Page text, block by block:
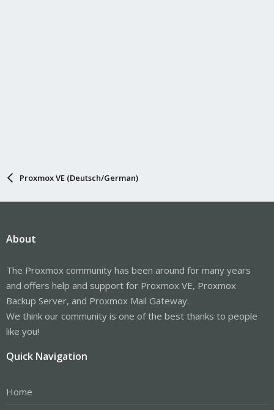
Proxmox VE (Deutsch/German)
About
The Proxmox community has been around for many years
and offers help and support for Proxmox VE, Proxmox
Backup Server, and Proxmox Mail Gateway.
We think our community is one of the best thanks to people
like you!
Quick Navigation
Home